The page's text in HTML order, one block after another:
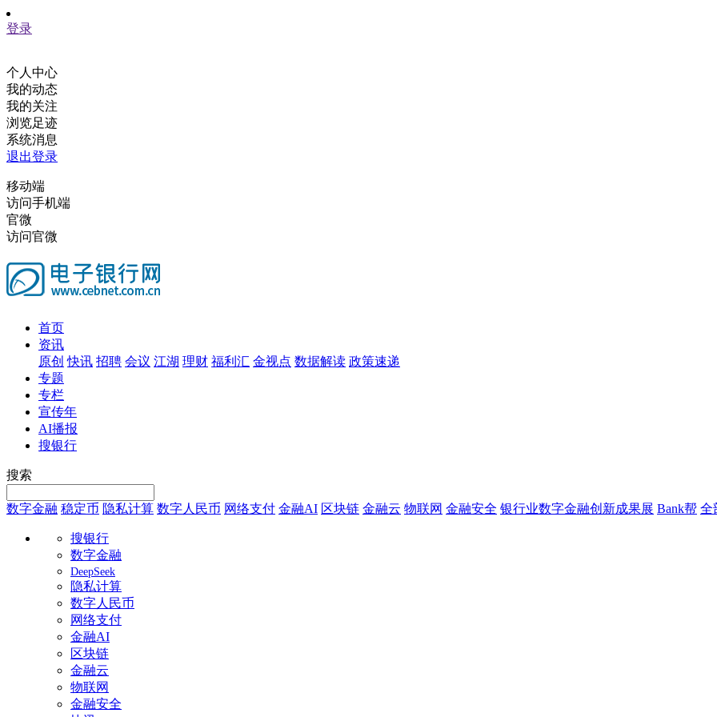
登录
个人中心
我的动态
我的关注
浏览足迹
系统消息
退出登录
移动端
访问手机端
官微
访问官微
首页
资讯
原创 快讯 招聘 会议 江湖 理财 福利汇 金视点 数据解读 政策速递
专题
专栏
宣传年
AI播报
搜银行
搜索
数字金融 稳定币 隐私计算 数字人民币 网络支付 金融AI 区块链 金融云 物联网 金融安全 银行业数字金融创新成果展 Bank帮 全
搜银行
数字金融
DeepSeek
隐私计算
数字人民币
网络支付
金融AI
区块链
金融云
物联网
金融安全